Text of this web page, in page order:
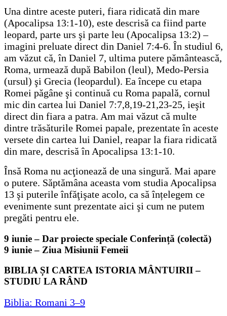
Una dintre aceste puteri, fiara ridicată din mare
(Apocalipsa 13:1-10), este descrisă ca fiind parte
leopard, parte urs şi parte leu (Apocalipsa 13:2) –
imagini preluate direct din Daniel 7:4-6. În studiul 6,
am văzut că, în Daniel 7, ultima putere pământească,
Roma, urmează după Babilon (leul), Medo-Persia
(ursul) şi Grecia (leopardul). Ea începe cu etapa
Romei păgâne şi continuă cu Roma papală, cornul
mic din cartea lui Daniel 7:7,8,19-21,23-25, ieşit
direct din fiara a patra. Am mai văzut că multe
dintre trăsăturile Romei papale, prezentate în aceste
versete din cartea lui Daniel, reapar la fiara ridicată
din mare, descrisă în Apocalipsa 13:1-10.
Însă Roma nu acţionează de una singură. Mai apare
o putere. Săptămâna aceasta vom studia Apocalipsa
13 şi puterile înfăţişate acolo, ca să înțelegem ce
evenimente sunt prezentate aici şi cum ne putem
pregăti pentru ele.
9 iunie – Dar proiecte speciale Conferință (colectă)
9 iunie – Ziua Misiunii Femeii
BIBLIA ȘI CARTEA ISTORIA MÂNTUIRII –
STUDIU LA RÂND
Biblia: Romani 3–9